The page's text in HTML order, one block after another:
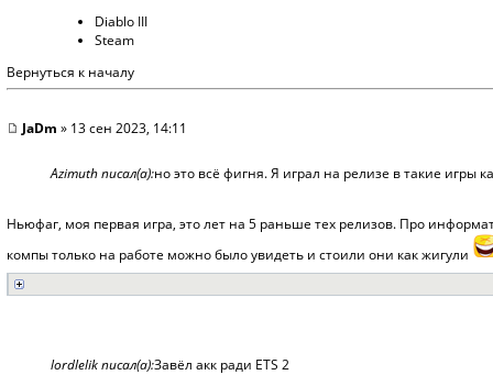
Diablo III
Steam
Вернуться к началу
JaDm » 13 сен 2023, 14:11
Azimuth писал(а):но это всё фигня. Я играл на релизе в такие игры
Ньюфаг, моя первая игра, это лет на 5 раньше тех релизов. Про
компы только на работе можно было увидеть и стоили они как жигули
lordlelik писал(а):Завёл акк ради ETS 2